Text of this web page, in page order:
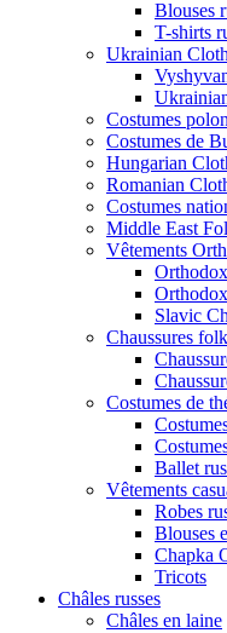
Blouses
T-shirts
Ukrainian
Costumes
Costumes de
Hungarian
Romanian
Costumes
Middle East
Vêtements
Slavic
Chaussures
Costumes de
Ballet
Vêtements
Robes
Blouses
Chapka
Tricots
Châles russes
Châles en laine